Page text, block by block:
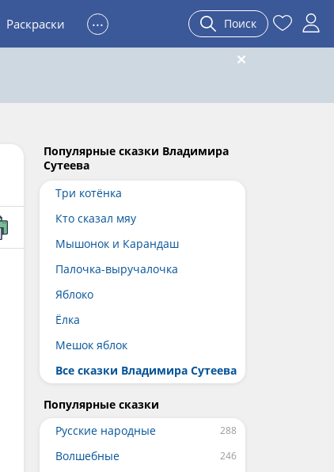
Раскраски ... Поиск
Популярные сказки Владимира
Сутеева
Три котёнка
Кто сказал мяу
Мышонок и Карандаш
Палочка-выручалочка
Яблоко
Ёлка
Мешок яблок
Все сказки Владимира Сутеева
Популярные сказки
Русские народные
Волшебные